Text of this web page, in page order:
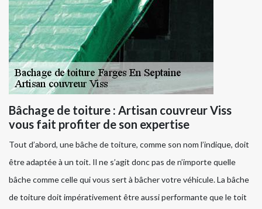
Bâchage de toiture : Artisan couvreur Viss
vous fait profiter de son expertise
Tout d’abord, une bâche de toiture, comme son nom l’indique, doit
être adaptée à un toit. Il ne s’agit donc pas de n’importe quelle
bâche comme celle qui vous sert à bâcher votre véhicule. La bâche
de toiture doit impérativement être aussi performante que le toit